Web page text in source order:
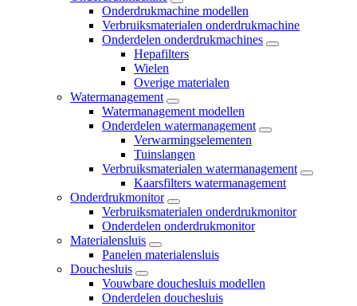
Onderdrukmachine modellen
Verbruiksmaterialen onderdrukmachine
Onderdelen onderdrukmachines
Hepafilters
Wielen
Overige materialen
Watermanagement
Watermanagement modellen
Onderdelen watermanagement
Verwarmingselementen
Tuinslangen
Verbruiksmaterialen watermanagement
Kaarsfilters watermanagement
Onderdrukmonitor
Verbruiksmaterialen onderdrukmonitor
Onderdelen onderdrukmonitor
Materialensluis
Panelen materialensluis
Douchesluis
Vouwbare douchesluis modellen
Onderdelen douchesluis